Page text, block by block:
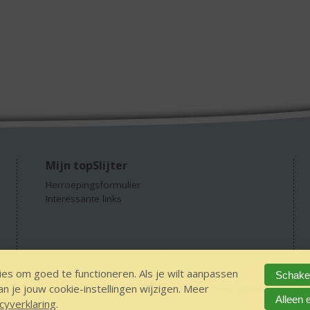
Mijn topSlijter
Herroepingsformulier
Interessante links
18 GEEN alcohol IDIN/ITSME sitemap Privacy Statement
om goed te functioneren. Als je wilt aanpassen
je jouw cookie-instellingen wijzigen. Meer
. Alleen